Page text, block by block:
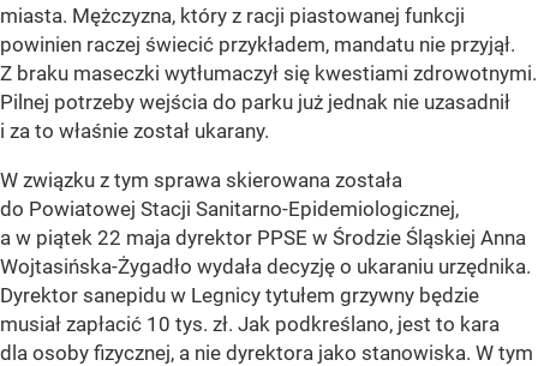
miasta. Mężczyzna, który z racji piastowanej funkcji
powinien raczej świecić przykładem, mandatu nie przyjął.
Z braku maseczki wytłumaczył się kwestiami zdrowotnymi.
Pilnej potrzeby wejścia do parku już jednak nie uzasadnił
i za to właśnie został ukarany.
W związku z tym sprawa skierowana została
do Powiatowej Stacji Sanitarno-Epidemiologicznej,
a w piątek 22 maja dyrektor PPSE w Środzie Śląskiej Anna
Wojtasińska-Żygadło wydała decyzję o ukaraniu urzędnika.
Dyrektor sanepidu w Legnicy tytułem grzywny będzie
musiał zapłacić 10 tys. zł. Jak podkreślano, jest to kara
dla osoby fizycznej, a nie dyrektora jako stanowiska. W tym